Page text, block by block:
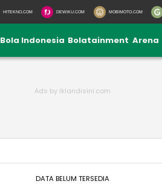
HITEKNO.COM DEWIKU.COM MOBIMOTO.COM
Bola Indonesia Bolatainment Arena
DATA BELUM TERSEDIA